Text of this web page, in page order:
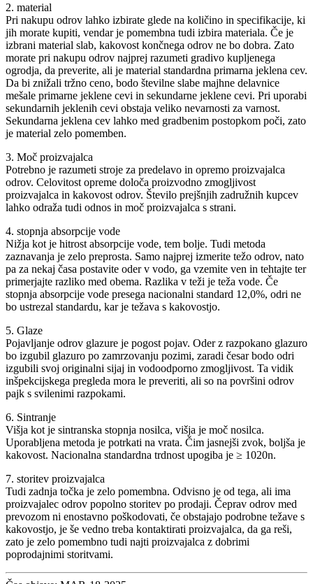
2. material
Pri nakupu odrov lahko izbirate glede na količino in specifikacije, ki
jih morate kupiti, vendar je pomembna tudi izbira materiala. Če je
izbrani material slab, kakovost končnega odrov ne bo dobra. Zato
morate pri nakupu odrov najprej razumeti gradivo kupljenega
ogrodja, da preverite, ali je material standardna primarna jeklena cev.
Da bi znižali tržno ceno, bodo številne slabe majhne delavnice
mešale primarne jeklene cevi in ​​sekundarne jeklene cevi. Pri uporabi
sekundarnih jeklenih cevi obstaja veliko nevarnosti za varnost.
Sekundarna jeklena cev lahko med gradbenim postopkom poči, zato
je material zelo pomemben.
3. Moč proizvajalca
Potrebno je razumeti stroje za predelavo in opremo proizvajalca
odrov. Celovitost opreme določa proizvodno zmogljivost
proizvajalca in kakovost odrov. Število prejšnjih zadružnih kupcev
lahko odraža tudi odnos in moč proizvajalca s strani.
4. stopnja absorpcije vode
Nižja kot je hitrost absorpcije vode, tem bolje. Tudi metoda
zaznavanja je zelo preprosta. Samo najprej izmerite težo odrov, nato
pa za nekaj časa postavite oder v vodo, ga vzemite ven in tehtajte ter
primerjajte razliko med obema. Razlika v teži je teža vode. Če
stopnja absorpcije vode presega nacionalni standard 12,0%, odri ne
bo ustrezal standardu, kar je težava s kakovostjo.
5. Glaze
Pojavljanje odrov glazure je pogost pojav. Oder z razpokano glazuro
bo izgubil glazuro po zamrzovanju pozimi, zaradi česar bodo odri
izgubili svoj originalni sijaj in vodoodporno zmogljivost. Ta vidik
inšpekcijskega pregleda mora le preveriti, ali so na površini odrov
pajk s svilenimi razpokami.
6. Sintranje
Višja kot je sintranska stopnja nosilca, višja je moč nosilca.
Uporabljena metoda je potrkati na vrata. Čim jasnejši zvok, boljša je
kakovost. Nacionalna standardna trdnost upogiba je ≥ 1020n.
7. storitev proizvajalca
Tudi zadnja točka je zelo pomembna. Odvisno je od tega, ali ima
proizvajalec odrov popolno storitev po prodaji. Čeprav odrov med
prevozom ni enostavno poškodovati, če obstajajo podrobne težave s
kakovostjo, je še vedno treba kontaktirati proizvajalca, da ga reši,
zato je zelo pomembno tudi najti proizvajalca z dobrimi
poprodajnimi storitvami.